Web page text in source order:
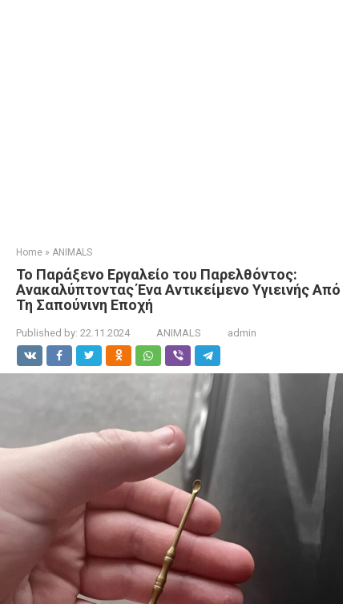
Home » ANIMALS
Το Παράξενο Εργαλείο του Παρελθόντος:
Ανακαλύπτοντας Ένα Αντικείμενο Υγιεινής Από
Τη Σαπούνινη Εποχή
Published by: 22.11.2024 ANIMALS admin